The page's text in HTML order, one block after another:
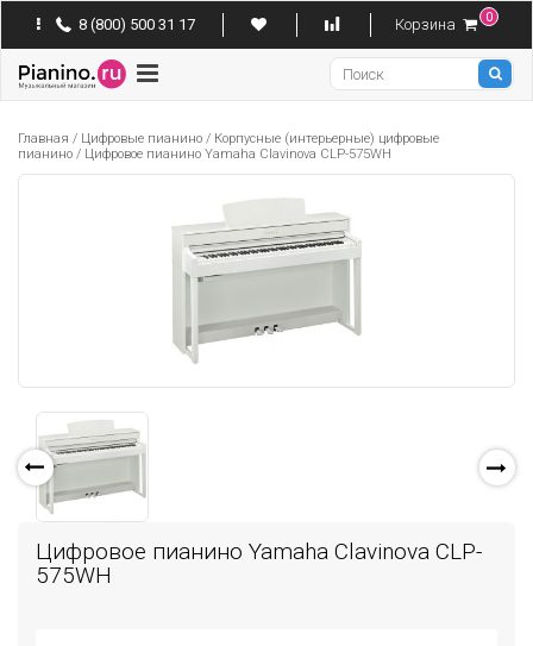
8 (800) 500 31 17 Корзина 0
Pianino
Главная / Цифровые пианино / Корпусные (интерьерные) цифровые
пианино / Цифровое пианино Yamaha Clavinova CLP-575WH
Цифровое пианино Yamaha Clavinova CLP-
575WH